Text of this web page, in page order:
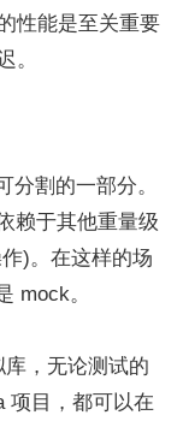
性能是至关重要
。
割的一部分。
赖于其他重量级
)。在这样的场
mock。
，无论测试的
项目，都可以在